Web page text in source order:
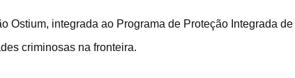
Ostium, integrada ao Programa de Proteção Integrada
criminosas na fronteira.